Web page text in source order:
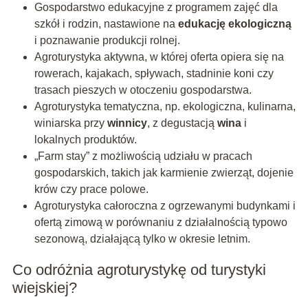
Gospodarstwo edukacyjne z programem zajęć dla
szkół i rodzin, nastawione na edukację ekologiczną
i poznawanie produkcji rolnej.
Agroturystyka aktywna, w której oferta opiera się na
rowerach, kajakach, spływach, stadninie koni czy
trasach pieszych w otoczeniu gospodarstwa.
Agroturystyka tematyczna, np. ekologiczna, kulinarna,
winiarska przy winnicy, z degustacją winai
lokalnych produktów.
„Farm stay” z możliwością udziału w pracach
gospodarskich, takich jak karmienie zwierząt, dojenie
krów czy prace polowe.
Agroturystyka całoroczna z ogrzewanymi budynkami i
ofertą zimową w porównaniu z działalnością typowo
sezonową, działającą tylko w okresie letnim.
Co odróżnia agroturystykę od turystyki
wiejskiej?